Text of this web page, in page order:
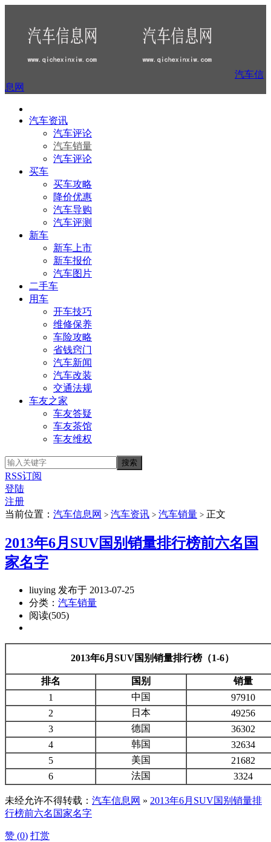
汽车信
息网
汽车资讯
汽车评论
汽车销量
汽车评论
买车
买车攻略
降价优惠
汽车导购
汽车评测
新车
新车上市
新车报价
汽车图片
二手车
用车
开车技巧
维修保养
车险攻略
省钱窍门
汽车新闻
汽车改装
交通法规
车友之家
车友答疑
车友茶馆
车友维权
RSS订阅
登陆
注册
当前位置： 汽车信息网 > 汽车资讯 > 汽车销量 > 正文
2013年6月SUV国别销量排行榜前六名国
家名字
liuying 发布于 2013-07-25
分类： 汽车销量
阅读(505)
2013年6月SUV国别销量排行榜（1-6）
排名 国别
销量
1
中国
97910
2
日本
49256
3
德国
36302
4
韩国
32634
5
美国
21682
6
法国 3324
未经允许不得转载： 汽车信息网 » 2013年6月SUV国别销量排
行榜前六名国家名字
赞 (0) 打赏